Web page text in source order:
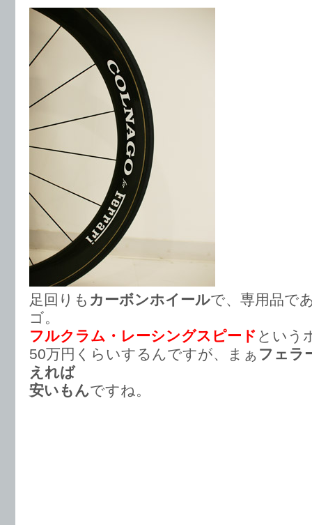
足回りも カーボンホイールで、専用品で
ゴ。
フルクラム・レーシングスピード という
50万円くらいするんですが、まぁ フェラ
えれば
安いもんですね。